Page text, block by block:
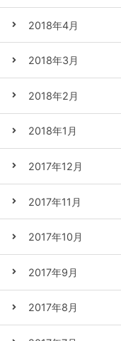
2018年4月
2018年3月
2018年2月
2018年1月
2017年12月
2017年11月
2017年10月
2017年9月
2017年8月